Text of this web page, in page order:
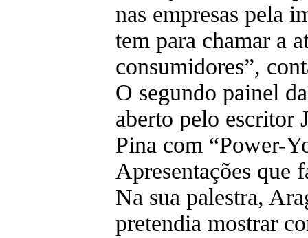
nas empresas pela
tem para chamar a
consumidores”,
O segundo painel
aberto pelo escritor
Pina com “Power-
Apresentações que
Na sua palestra,
pretendia mostrar